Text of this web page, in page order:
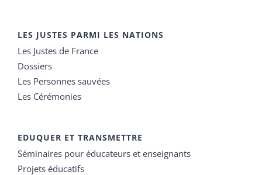
LES JUSTES PARMI LES NATIONS
Les Justes de France
Dossiers
Les Personnes sauvées
Les Cérémonies
EDUQUER ET TRANSMETTRE
Séminaires pour éducateurs et enseignants
Projets éducatifs